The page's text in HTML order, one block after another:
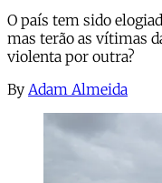
O país tem sido
mas terão as vítimas
violenta por outra?
By Adam Almeida